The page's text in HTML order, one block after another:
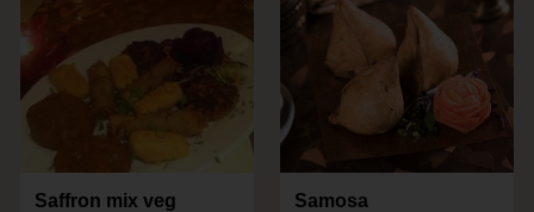
Saffron mix veg
Samosa